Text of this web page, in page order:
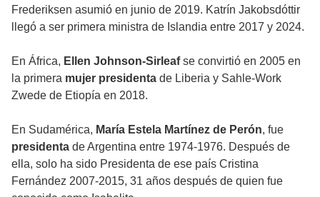
Frederiksen asumió en junio de 2019. Katrín Jakobsdóttir
llegó a ser primera ministra de Islandia entre 2017 y 2024.
En África, Ellen Johnson-Sirleafse convirtió en 2005 en
la primera mujer presidenta de Liberia y Sahle-Work
Zwede de Etiopía en 2018.
En Sudamérica, María Estela Martínez de Perón, fue
presidenta de Argentina entre 1974-1976. Después de
ella, solo ha sido Presidenta de ese país Cristina
Fernández 2007-2015, 31 años después de quien fue